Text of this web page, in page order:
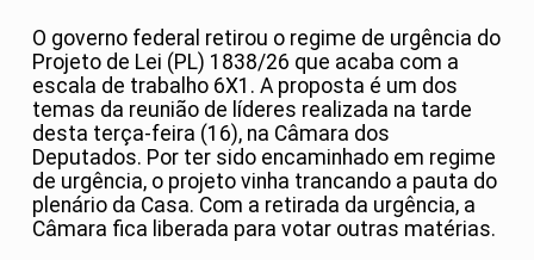
O governo federal retirou o regime de urgência do
Projeto de Lei (PL) 1838/26 que acaba com a
escala de trabalho 6X1. A proposta é um dos
temas da reunião de líderes realizada na tarde
desta terça-feira (16), na Câmara dos
Deputados. Por ter sido encaminhado em regime
de urgência, o projeto vinha trancando a pauta do
plenário da Casa. Com a retirada da urgência, a
Câmara fica liberada para votar outras matérias.